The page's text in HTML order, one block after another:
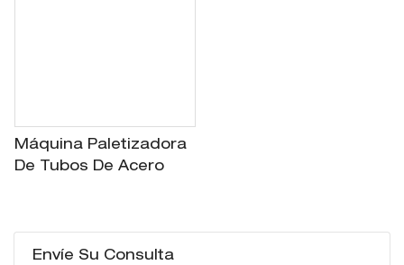
Envíe Su Consulta
Máquina Paletizadora
De Tubos De Acero